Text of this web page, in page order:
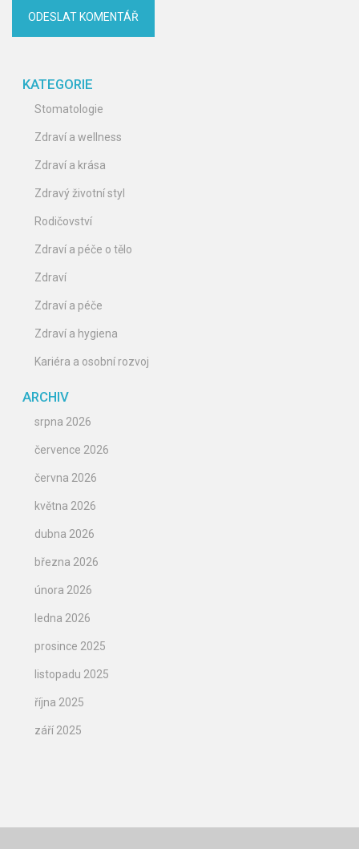
KATEGORIE
Stomatologie
Zdraví a wellness
Zdraví a krása
Zdravý životní styl
Rodičovství
Zdraví a péče o tělo
Zdraví
Zdraví a péče
Zdraví a hygiena
Kariéra a osobní rozvoj
ARCHIV
srpna 2026
července 2026
června 2026
května 2026
dubna 2026
března 2026
února 2026
ledna 2026
prosince 2025
listopadu 2025
října 2025
září 2025